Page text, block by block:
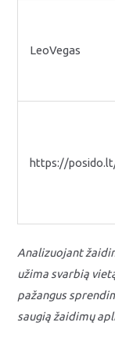
LeoVegas
https://
Analizuojant
užima svarbią
pažangus
saugią žaidimų